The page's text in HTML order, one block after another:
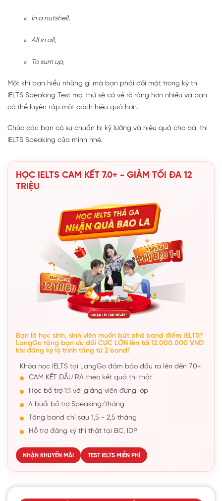
In a nutshell,
All in all,
To sum up,
Một khi bạn hiểu những gì mà bạn phải đối mặt trong kỳ thi
IELTS Speaking Test mọi thứ sẽ có vẻ rõ ràng hơn nhiều và bạn
có thể luyện tập một cách hiệu quả hơn.
Chúc các bạn có sự chuẩn bị kỹ lưỡng và hiệu quả cho bài thi
IELTS Speaking của mình nhé.
HỌC IELTS CAM KẾT 7.0+ - GIẢM TỐI ĐA 12
TRIỆU
Bạn là học sinh, sinh viên muốn bứt phá band điểm IELTS?
LangGo tặng bạn ưu đãi CỰC LỚN lên tới 12.000.000 VNĐ
khi đăng ký lộ trình tăng từ 2 band!
Khóa học IELTS tại LangGo đảm bảo đầu ra lên đến 7.0+:
CAM KẾT ĐẦU RA theo kết quả thi thật
Học bổ trợ 1:1 với giảng viên đứng lớp
4 buổi bổ trợ Speaking/tháng
Tăng band chỉ sau 1,5 - 2,5 tháng
Hỗ trợ đăng ký thi thật tại BC, IDP
NHẬN KHUYẾN MÃI TEST IELTS MIỄN PHÍ